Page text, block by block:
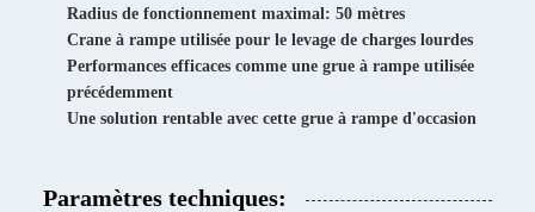
Radius de fonctionnement maximal: 50 mètres
Crane à rampe utilisée pour le levage de charges lourdes
Performances efficaces comme une grue à rampe utilisée
précédemment
Une solution rentable avec cette grue à rampe d'occasion
Paramètres techniques: